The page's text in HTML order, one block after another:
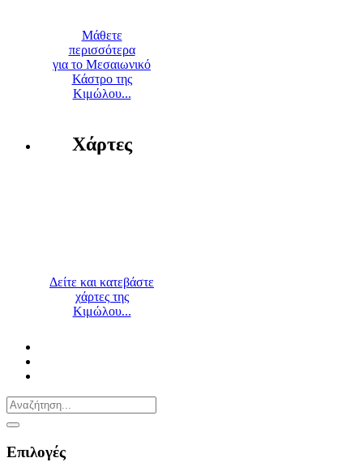
Μάθετε
περισσότερα
για το Μεσαιωνικό
Κάστρο της
Κιμώλου...
Χάρτες
Δείτε και κατεβάστε
χάρτες της
Κιμώλου...
Επιλογές